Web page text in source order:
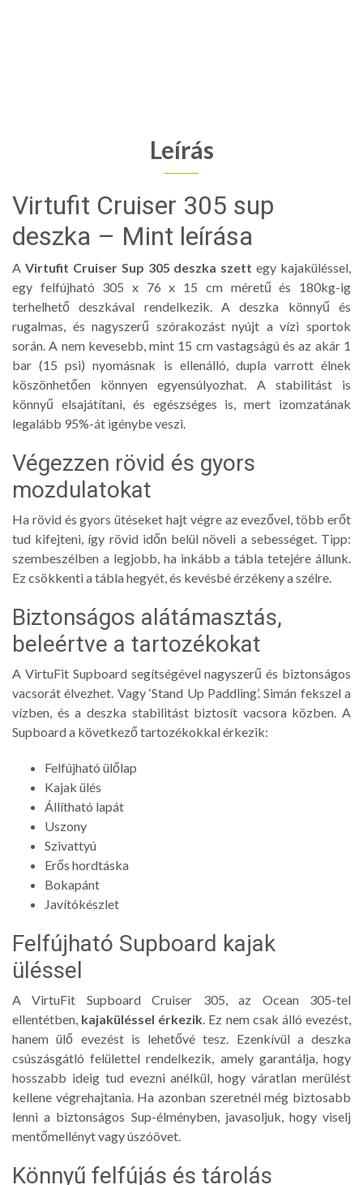
Leírás
Virtufit Cruiser 305 sup
deszka – Mint leírása
A Virtufit Cruiser Sup 305 deszka szettegy kajaküléssel,
egy felfújható 305 x 76 x 15 cm méretű és 180kg-ig
terhelhető deszkával rendelkezik. A deszka könnyű és
rugalmas, és nagyszerű szórakozást nyújt a vízi sportok
során. A nem kevesebb, mint 15 cm vastagságú és az akár 1
bar (15 psi) nyomásnak is ellenálló, dupla varrott élnek
köszönhetően könnyen egyensúlyozhat. A stabilitást is
könnyű elsajátítani, és egészséges is, mert izomzatának
legalább 95%-át igénybe veszi.
Végezzen rövid és gyors
mozdulatokat
Ha rövid és gyors ütéseket hajt végre az evezővel, több erőt
tud kifejteni, így rövid időn belül növeli a sebességet. Tipp:
szembeszélben a legjobb, ha inkább a tábla tetejére állunk.
Ez csökkenti a tábla hegyét, és kevésbé érzékeny a szélre.
Biztonságos alátámasztás,
beleértve a tartozékokat
A VirtuFit Supboard segítségével nagyszerű és biztonságos
vacsorát élvezhet. Vagy ‘Stand Up Paddling’. Simán fekszel a
vízben, és a deszka stabilitást biztosít vacsora közben. A
Supboard a következő tartozékokkal érkezik:
Felfújható ülőlap
Kajak ülés
Állítható lapát
Uszony
Szivattyú
Erős hordtáska
Bokapánt
Javítókészlet
Felfújható Supboard kajak
üléssel
A VirtuFit Supboard Cruiser 305, az Ocean 305-tel
ellentétben, kajaküléssel érkezik. Ez nem csak álló evezést,
hanem ülő evezést is lehetővé tesz. Ezenkívül a deszka
csúszásgátló felülettel rendelkezik, amely garantálja, hogy
hosszabb ideig tud evezni anélkül, hogy váratlan merülést
kellene végrehajtania. Ha azonban szeretnél még biztosabb
lenni a biztonságos Sup-élményben, javasoljuk, hogy viselj
mentőmellényt vagy úszóövet.
Könnyű felfújás és tárolás